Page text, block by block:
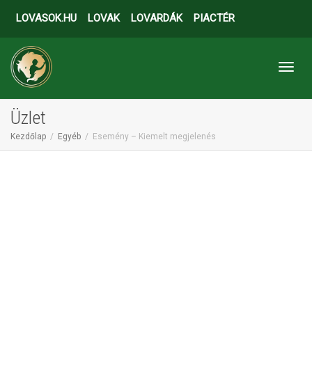
LOVASOK.HU LOVAK LOVARDÁK PIACTÉR
Üzlet
Kezdőlap Egyéb Esemény – Kiemelt megjelenés